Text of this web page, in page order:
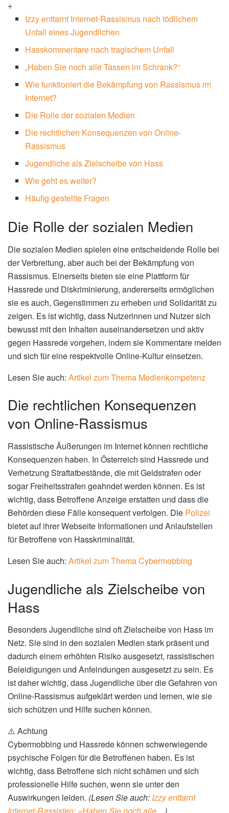
+
Izzy enttarnt Internet-Rassismus nach tödlichem
Unfall eines Jugendlichen
Hasskommentare nach tragischem Unfall
„Haben Sie noch alle Tassen im Schrank?“
Wie funktioniert die Bekämpfung von Rassismus im
Internet?
Die Rolle der sozialen Medien
Die rechtlichen Konsequenzen von Online-
Rassismus
Jugendliche als Zielscheibe von Hass
Wie geht es weiter?
Häufig gestellte Fragen
Die Rolle der sozialen Medien
Die sozialen Medien spielen eine entscheidende Rolle bei
der Verbreitung, aber auch bei der Bekämpfung von
Rassismus. Einerseits bieten sie eine Plattform für
Hassrede und Diskriminierung, andererseits ermöglichen
sie es auch, Gegenstimmen zu erheben und Solidarität zu
zeigen. Es ist wichtig, dass Nutzerinnen und Nutzer sich
bewusst mit den Inhalten auseinandersetzen und aktiv
gegen Hassrede vorgehen, indem sie Kommentare melden
und sich für eine respektvolle Online-Kultur einsetzen.
Lesen Sie auch: Artikel zum Thema Medienkompetenz
Die rechtlichen Konsequenzen
von Online-Rassismus
Rassistische Äußerungen im Internet können rechtliche
Konsequenzen haben. In Österreich sind Hassrede und
Verhetzung Straftatbestände, die mit Geldstrafen oder
sogar Freiheitsstrafen geahndet werden können. Es ist
wichtig, dass Betroffene Anzeige erstatten und dass die
Behörden diese Fälle konsequent verfolgen. Die Polizei
bietet auf ihrer Webseite Informationen und Anlaufstellen
für Betroffene von Hasskriminalität.
Lesen Sie auch: Artikel zum Thema Cybermobbing
Jugendliche als Zielscheibe von
Hass
Besonders Jugendliche sind oft Zielscheibe von Hass im
Netz. Sie sind in den sozialen Medien stark präsent und
dadurch einem erhöhten Risiko ausgesetzt, rassistischen
Beleidigungen und Anfeindungen ausgesetzt zu sein. Es
ist daher wichtig, dass Jugendliche über die Gefahren von
Online-Rassismus aufgeklärt werden und lernen, wie sie
sich schützen und Hilfe suchen können.
⚠️ Achtung
Cybermobbing und Hassrede können schwerwiegende
psychische Folgen für die Betroffenen haben. Es ist
wichtig, dass Betroffene sich nicht schämen und sich
professionelle Hilfe suchen, wenn sie unter den
Auswirkungen leiden. (Lesen Sie auch: Izzy enttarnt